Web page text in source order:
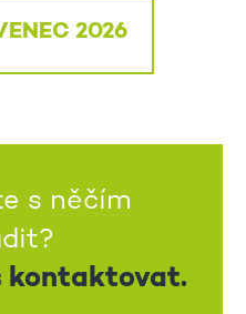
2026
s něčím
kontaktovat.